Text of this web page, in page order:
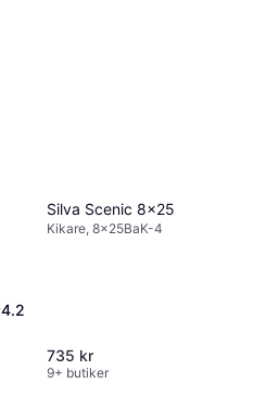
4.2
Silva Scenic 8x25
Kikare, 8x25BaK-4
735 kr
9+ butiker